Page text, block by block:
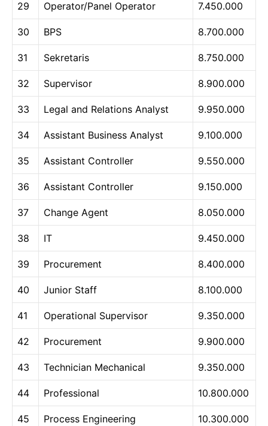
29 Operator/Panel Operator 7.450.000
30 BPS 8.700.000
31 Sekretaris 8.750.000
32 Supervisor 8.900.000
33 Legal and Relations Analyst 9.950.000
34 Assistant Business Analyst 9.100.000
35 Assistant Controller 9.550.000
36 Assistant Controller 9.150.000
37 Change Agent 8.050.000
38 IT 9.450.000
39 Procurement 8.400.000
40 Junior Staff 8.100.000
41 Operational Supervisor 9.350.000
42 Procurement 9.900.000
43 Technician Mechanical 9.350.000
44 Professional 10.800.000
45 Process Engineering 10.300.000